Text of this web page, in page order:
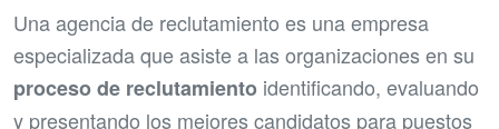
Una agencia de reclutamiento es una empresa
especializada que asiste a las organizaciones en su
proceso de reclutamiento identificando, evaluando
y presentando los mejores candidatos para puestos